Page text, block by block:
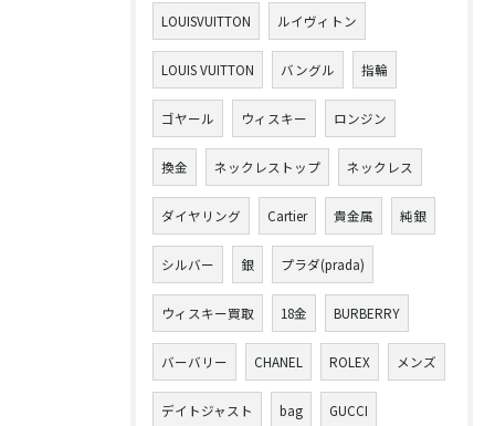
LOUISVUITTON ルイヴィトン
LOUIS VUITTON バングル 指輪
ゴヤール ウィスキー ロンジン
換金 ネックレストップ ネックレス
ダイヤリング Cartier 貴金属 純銀
シルバー 銀 プラダ(prada)
ウィスキー買取 18金 BURBERRY
バーバリー CHANEL ROLEX メンズ
デイトジャスト bag GUCCI